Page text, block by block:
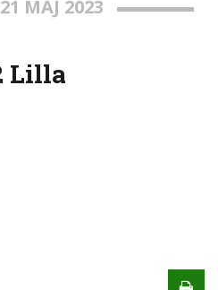
MAJ 2023
Lilla